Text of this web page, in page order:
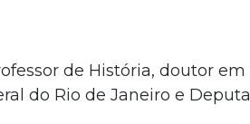
de História, doutor
do Rio de Janeiro e